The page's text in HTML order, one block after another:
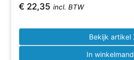
€ 22,35 incl. BTW
Bekijk artikel
In winkelmand